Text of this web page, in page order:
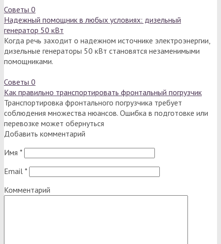
Советы 0
Надежный помощник в любых условиях: дизельный
генератор 50 кВт
Когда речь заходит о надежном источнике электроэнергии,
дизельные генераторы 50 кВт становятся незаменимыми
помощниками.
Советы 0
Как правильно транспортировать фронтальный погрузчик
Транспортировка фронтального погрузчика требует
соблюдения множества нюансов. Ошибка в подготовке или
перевозке может обернуться
Добавить комментарий
Имя *
Email *
Комментарий